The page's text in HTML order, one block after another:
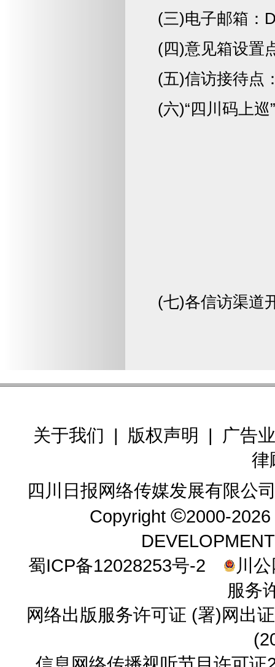
(三)电子邮箱：
(四)意见箱设置
(五)信访接待点
(六)“四川码上
(七)各信访渠道
关于我们 | 版权声明 |
广告
律
四川日报网络传媒发展有限公
Copyright ©2000-
蜀ICP备12028253号-2
川
服务
网络出版服务许可证 (署)网出